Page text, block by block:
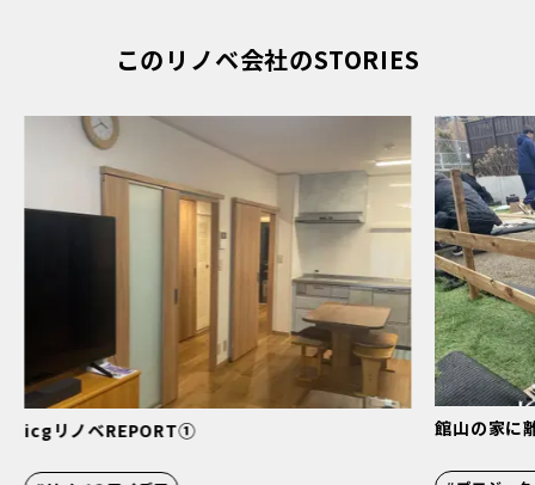
このリノベ会社のSTORIES
icgリノベREPORT① 館山の家に